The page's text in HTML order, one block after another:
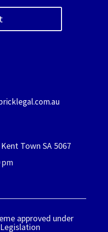
Town SA 5067
pm
approved under